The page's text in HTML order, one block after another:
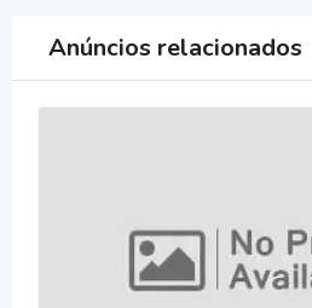
Anúncios relacionados